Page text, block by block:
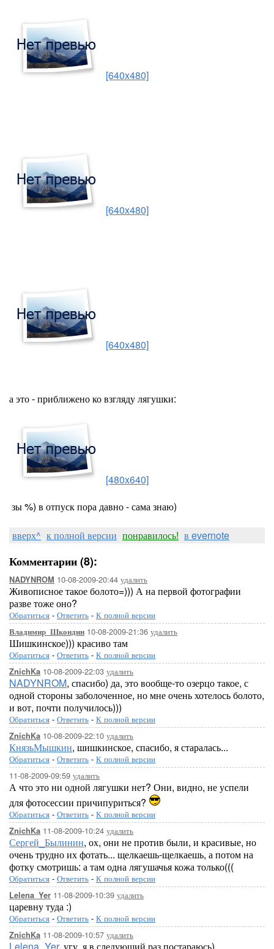
[640x480]
[640x480]
[640x480]
а это - приближено ко взгляду лягушки:
[480x640]
зы %) в отпуск пора давно - сама знаю)
вверх^ к полной версии понравилось! в evernote
Комментарии (8):
NADYNROM 10-08-2009-20:44 удалить
Живописное такое болото=))) А на первой фотографии
разве тоже оно?
Обратиться - Ответить - К полной версии
Владимир_Шкондин 10-08-2009-21:36 удалить
Шишкинское))) красиво там
Обратиться - Ответить - К полной версии
ZnichKa 10-08-2009-22:03 удалить
NADYNROM, спасибо) да, это вообще-то озерцо такое, с
одной стороны заболоченное, но мне очень хотелось болото,
и вот, почти получилось)))
Обратиться - Ответить - К полной версии
ZnichKa 10-08-2009-22:10 удалить
КнязьМышкин, шишкинское, спасибо, я старалась...
Обратиться - Ответить - К полной версии
11-08-2009-09:59 удалить
А что это ни одной лягушки нет? Они, видно, не успели
для фотосессии причипуриться?
Обратиться - Ответить - К полной версии
ZnichKa 11-08-2009-10:24 удалить
Сергей_Былинин, ох, они не против были, и красивые, но
очень трудно их фотать... щелкаешь-щелкаешь, а потом на
фотку смотришь: а там одна лягушачья кожа только(((
Обратиться - Ответить - К полной версии
Lelena_Yer 11-08-2009-10:39 удалить
царевну туда :)
Обратиться - Ответить - К полной версии
ZnichKa 11-08-2009-10:57 удалить